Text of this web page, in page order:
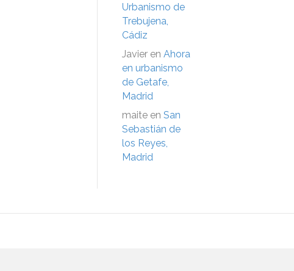
Urbanismo de
Trebujena,
Cádiz
Javier en Ahora
en urbanismo
de Getafe,
Madrid
maite en San
Sebastián de
los Reyes,
Madrid